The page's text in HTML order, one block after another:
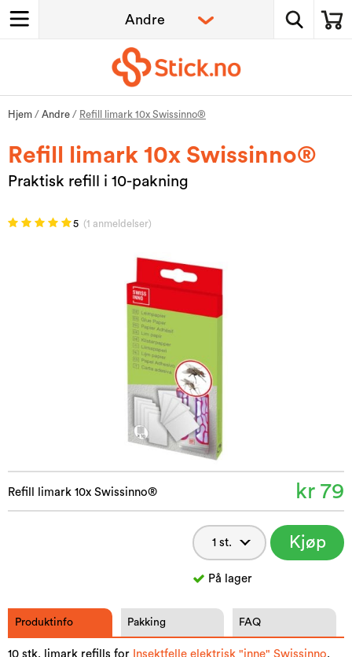
Hjem / Andre / Refill limark 10x Swissinno®
Refill limark 10x Swissinno®
Praktisk refill i 10-pakning
5 (1 anmeldelser)
Refill limark 10x Swissinno® kr 79
Kjøp
På lager
Produktinfo Pakking FAQ
10 stk. limark refills for Insektfelle elektrisk "inne" Swissinno.